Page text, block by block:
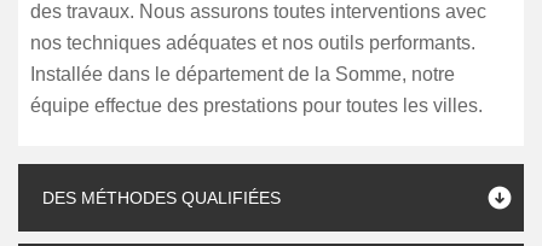
des travaux. Nous assurons toutes interventions avec
nos techniques adéquates et nos outils performants.
Installée dans le département de la Somme, notre
équipe effectue des prestations pour toutes les villes.
DES MÉTHODES QUALIFIÉES